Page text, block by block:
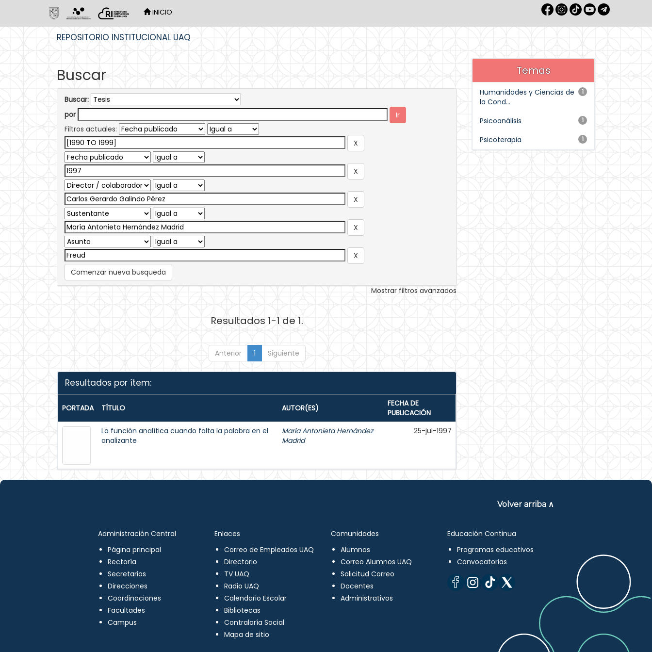
INICIO
REPOSITORIO INSTITUCIONAL UAQ
Buscar
Buscar:
por
Filtros actuales:
Comenzar nueva busqueda
Mostrar filtros avanzados
Resultados 1-1 de 1.
Anterior 1 Siguiente
Resultados por ítem:
PORTADA TÍTULO AUTOR(ES)
FECHA DE
PUBLICACIÓN
La función analítica cuando falta la palabra en el
analizante
María Antonieta Hernández
Madrid
25-jul-1997
Temas
1
Humanidades y Ciencias de
la Cond...
1
Psicoanálisis
1
Psicoterapia
Volver arriba ∧
Administración Central
Página principal
Rectoría
Secretarios
Direcciones
Coordinaciones
Facultades
Campus
Enlaces
Correo de Empleados UAQ
Directorio
TV UAQ
Radio UAQ
Calendario Escolar
Bibliotecas
Contraloría Social
Mapa de sitio
Comunidades
Alumnos
Correo Alumnos UAQ
Solicitud Correo
Docentes
Administrativos
Educación Continua
Programas educativos
Convocatorias